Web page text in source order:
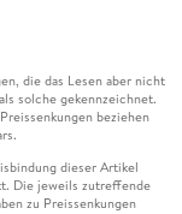
die das Lesen aber nicht
solche gekennzeichnet.
beziehen
dieser Artikel
Die jeweils zutreffende
zu Preissenkungen